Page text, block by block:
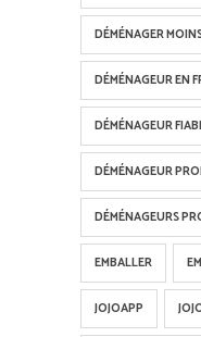
DÉMÉNAGER
DÉMÉNAGEUR EN
DÉMÉNAGEUR
DÉMÉNAGEUR
DÉMÉNAGEURS
EMBALLER
JOJOAPP